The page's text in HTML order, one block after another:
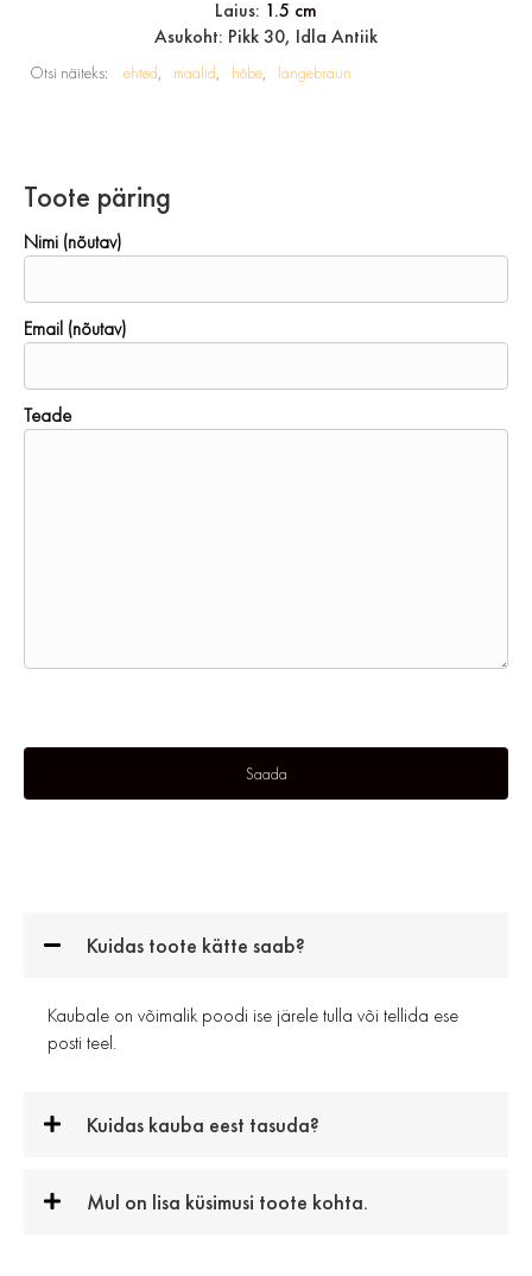
Laius: 1.5 cm
Asukoht: Pikk 30, Idla Antiik
Otsi näiteks: ehted maalid hõbe langebraun
Toote päring
Nimi (nõutav)
Email (nõutav)
Teade
Kuidas toote kätte saab?
Kaubale on võimalik poodi ise järele tulla või tellida ese
posti teel.
Kuidas kauba eest tasuda?
Mul on lisa küsimusi toote kohta.